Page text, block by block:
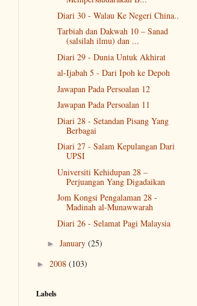
Diari 30 - Walau Ke Negeri China..
Tarbiah dan Dakwah 10 – Sanad
(salsilah ilmu) dan ...
Diari 29 - Dunia Untuk Akhirat
al-Ijabah 5 - Dari Ipoh ke Depoh
Jawapan Pada Persoalan 12
Jawapan Pada Persoalan 11
Diari 28 - Setandan Pisang Yang
Berbagai
Diari 27 - Salam Kepulangan Dari
UPSI
Universiti Kehidupan 28 –
Perjuangan Yang Digadaikan
Jom Kongsi Pengalaman 28 -
Madinah al-Munawwarah
Diari 26 - Selamat Pagi Malaysia
► January (25)
► 2008 (103)
Labels